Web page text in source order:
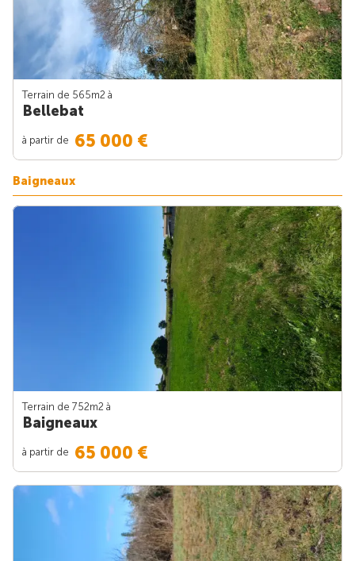
Terrain de 565m2 à
Bellebat
à partir de 65 000 €
Baigneaux
Terrain de 752m2 à
Baigneaux
à partir de 65 000 €